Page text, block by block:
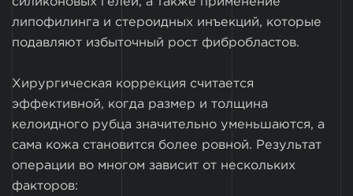
липофилинга и стероидных инъекций, которые
подавляют избыточный рост фибробластов.
Хирургическая коррекция считается
эффективной, когда размер и толщина
келоидного рубца значительно уменьшаются, а
сама кожа становится более ровной. Результат
операции во многом зависит от нескольких
факторов: